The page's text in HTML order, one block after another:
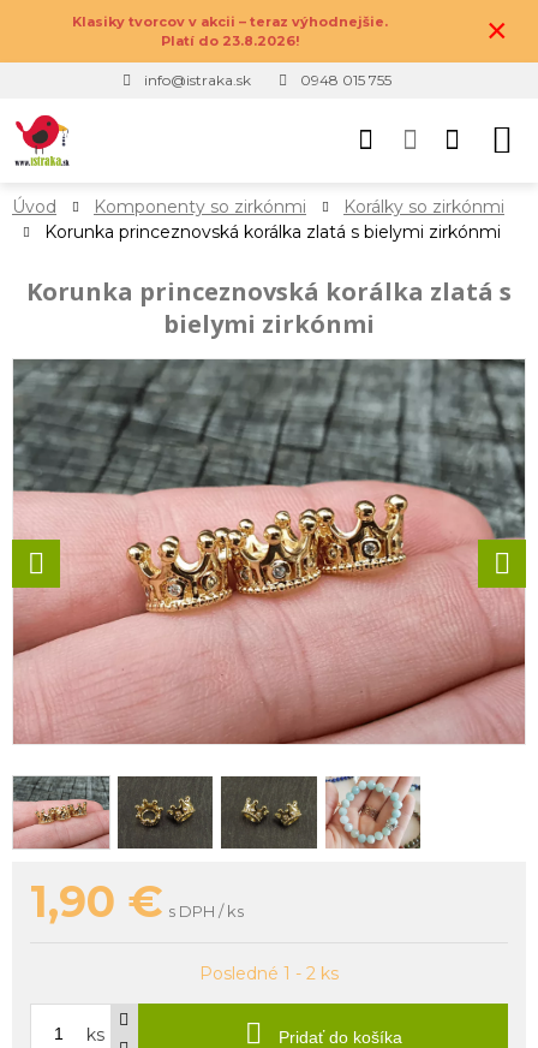
Klasiky tvorcov v akcii – teraz výhodnejšie.
Platí do 23.8.2026!
×
info@istraka.sk 0948 015 755
Úvod Komponenty so zirkónmi
Korálky so zirkónmi
Korunka princeznovská korálka zlatá s bielymi zirkónmi
Korunka princeznovská korálka zlatá s
bielymi zirkónmi
1,90 € s DPH / ks
Posledné 1 - 2 ks
ks Pridať do košíka